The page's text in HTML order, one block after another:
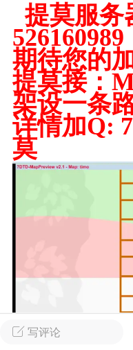
MOD下载 攻略
大人
Lv.8
02-10 15:45
电脑端 其他
卖挂
禁止发布联机可
单机辅助引流私下售
作弊模组的发布规范
作弊模组在联机服务
环境，中文网特此发
模组的发布行为：1. *...
72
大人
Lv.8
写评论
提莫服务
526160989
期待您的
提莫接：
架设一条
详情加Q:
莫